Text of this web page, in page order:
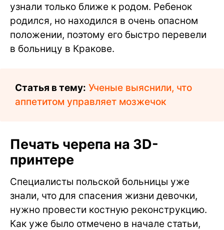
узнали только ближе к родом. Ребенок
родился, но находился в очень опасном
положении, поэтому его быстро перевели
в больницу в Кракове.
Статья в тему: Ученые выяснили, что
аппетитом управляет мозжечок
Печать черепа на 3D-
принтере
Специалисты польской больницы уже
знали, что для спасения жизни девочки,
нужно провести костную реконструкцию.
Как уже было отмечено в начале статьи,